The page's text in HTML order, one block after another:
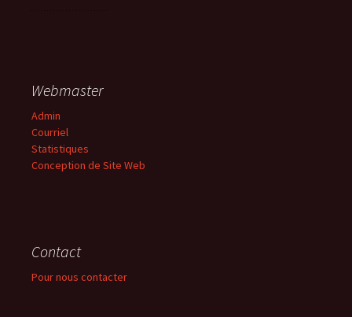
Webmaster
Admin
Courriel
Statistiques
Conception de Site Web
Contact
Pour nous contacter